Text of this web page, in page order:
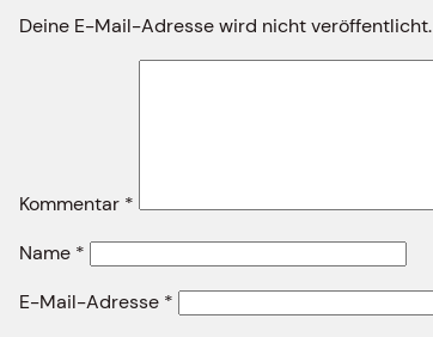
Deine E-Mail-Adresse wird nicht veröffentlicht.
Kommentar *
Name *
E-Mail-Adresse *